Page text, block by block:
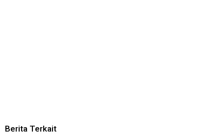
Berita Terkait